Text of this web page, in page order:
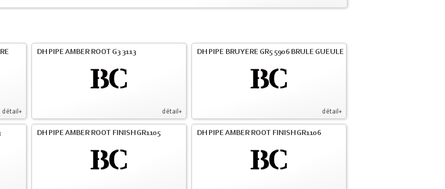
détail+ détail+
DH PIPE AMBER ROOT G3 3113
détail+
DH PIPE BRUYERE GR5 5906 BRULE GUEULE
DH PIPE AMBER ROOT FINISH GR1105 DH PIPE AMBER ROOT FINISH GR1106